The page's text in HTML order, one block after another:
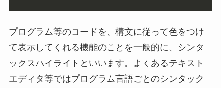
プログラム等のコードを、構文に従って色をつけ
て表示してくれる機能のことを一般的に、シンタ
ックスハイライトといいます。よくあるテキスト
エディタ等ではプログラム言語ごとのシンタック